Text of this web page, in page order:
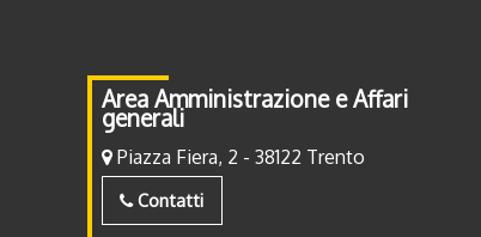
Area Amministrazione e Affari
generali
Piazza Fiera, 2 - 38122 Trento
Contatti